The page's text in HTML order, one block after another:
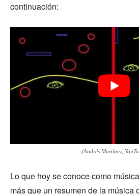
continuación:
(Andrés Martínez,
Lo que hoy se conoce como
más que un resumen de la música